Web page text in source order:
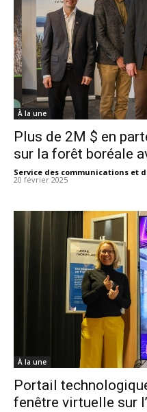
À la une
Plus de 2M $ en
sur la forêt boréale
Service des communications et
20 février 2025
À la une
Portail
fenêtre virtuelle sur